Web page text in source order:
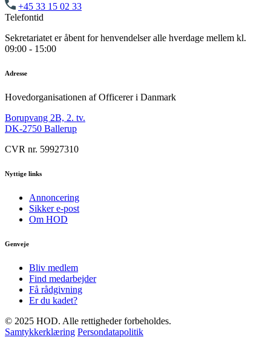
+45 33 15 02 33
Telefontid
Sekretariatet er åbent for henvendelser alle hverdage mellem kl.
09:00 - 15:00
Adresse
Hovedorganisationen af Officerer i Danmark
Borupvang 2B, 2. tv.
DK-2750 Ballerup
CVR nr. 59927310
Nyttige links
Annoncering
Sikker e-post
Om HOD
Genveje
Bliv medlem
Find medarbejder
Få rådgivning
Er du kadet?
© 2025 HOD. Alle rettigheder forbeholdes.
Samtykkerklæring Persondatapolitik